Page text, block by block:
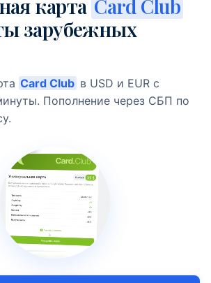
карта Card Club
зарубежных
Card Club в USD и EUR с
Пополнение через СБП по